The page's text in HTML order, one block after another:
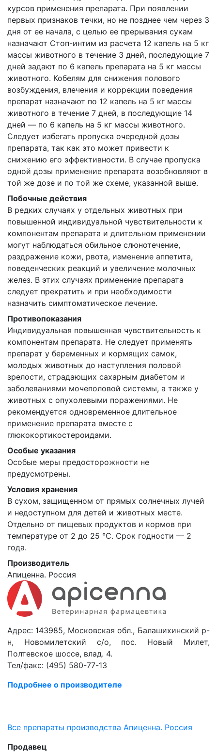
курсов применения препарата. При появлении
первых признаков течки, но не позднее чем через 3
дня от ее начала, с целью ее прерывания сукам
назначают Стоп-интим из расчета 12 капель на 5 кг
массы животного в течение 3 дней, последующие 7
дней задают по 6 капель препарата на 5 кг массы
животного. Кобелям для снижения полового
возбуждения, влечения и коррекции поведения
препарат назначают по 12 капель на 5 кг массы
животного в течение 7 дней, в последующие 14
дней — по 6 капель на 5 кг массы животного.
Следует избегать пропуска очередной дозы
препарата, так как это может привести к
снижению его эффективности. В случае пропуска
одной дозы применение препарата возобновляют в
той же дозе и по той же схеме, указанной выше.
Побочные действия
В редких случаях у отдельных животных при
повышенной индивидуальной чувствительности к
компонентам препарата и длительном применении
могут наблюдаться обильное слюнотечение,
раздражение кожи, рвота, изменение аппетита,
поведенческих реакций и увеличение молочных
желез. В этих случаях применение препарата
следует прекратить и при необходимости
назначить симптоматическое лечение.
Противопоказания
Индивидуальная повышенная чувствительность к
компонентам препарата. Не следует применять
препарат у беременных и кормящих самок,
молодых животных до наступления половой
зрелости, страдающих сахарным диабетом и
заболеваниями мочеполовой системы, а также у
животных с опухолевыми поражениями. Не
рекомендуется одновременное длительное
применение препарата вместе с
глюкокортикостероидами.
Особые указания
Особые меры предосторожности не
предусмотрены.
Условия хранения
В сухом, защищенном от прямых солнечных лучей
и недоступном для детей и животных месте.
Отдельно от пищевых продуктов и кормов при
температуре от 2 до 25 °C. Срок годности — 2
года.
Производитель
Апиценна. Россия
Адрес: 143985, Московская обл., Балашихинский р-
н, Новомилетский с/о, пос. Новый Милет,
Полтевское шоссе, влад. 4.
Тел/факс: (495) 580-77-13
Подробнее о производителе
Все препараты производства Апиценна. Россия
Продавец